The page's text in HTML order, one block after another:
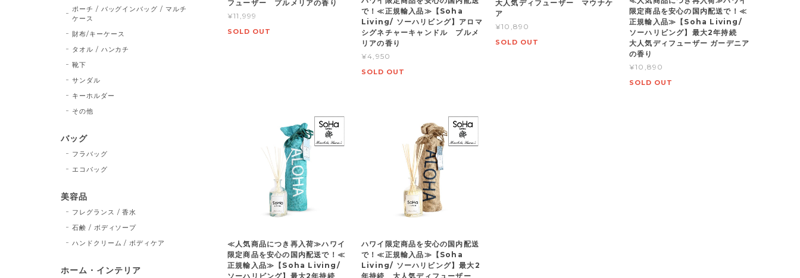
フューザー プルメリアの香り
¥11,999
SOLD OUT
で！≪正規輸入品≫【Soha
Living/ ソーハリビング】アロマ
シグネチャーキャンドル プルメ
リアの香り
¥4,950
SOLD OUT
大人気ディフューザー マウナケ
ア
¥10,890
SOLD OUT
限定商品を安心の国内配送で！≪
正規輸入品≫【Soha Living/
ソーハリビング】最大2年持続
大人気ディフューザー ガーデニア
の香り
¥10,890
SOLD OUT
≪人気商品につき再入荷≫ハワイ
限定商品を安心の国内配送で！≪
正規輸入品≫【Soha Living/
ソーハリビング】最大2年持続
ハワイ限定商品を安心の国内配送
で！≪正規輸入品≫【Soha
Living/ ソーハリビング】最大2
年持続 大人気ディフューザー
ポーチ / バッグインバッグ / マルチ
ケース
財布/キーケース
タオル / ハンカチ
靴下
サンダル
キーホルダー
その他
バッグ
フラバッグ
エコバッグ
美容品
フレグランス / 香水
石鹸 / ボディソープ
ハンドクリーム / ボディケア
ホーム・インテリア